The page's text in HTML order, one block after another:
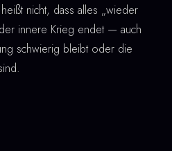
heißt nicht, dass alles „wieder
innere Krieg endet — auch
schwierig bleibt oder die